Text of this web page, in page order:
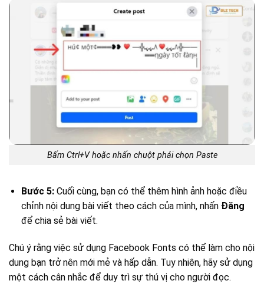
Bấm Ctrl+V hoặc nhấn chuột phải chọn Paste
Bước 5:Cuối cùng, bạn có thể thêm hình ảnh hoặc điều
chỉnh nội dung bài viết theo cách của mình, nhấn Đăng
để chia sẻ bài viết.
Chú ý rằng việc sử dụng Facebook Fonts có thể làm cho nội
dung bạn trở nên mới mẻ và hấp dẫn. Tuy nhiên, hãy sử dụng
một cách cân nhắc để duy trì sự thú vị cho người đọc.